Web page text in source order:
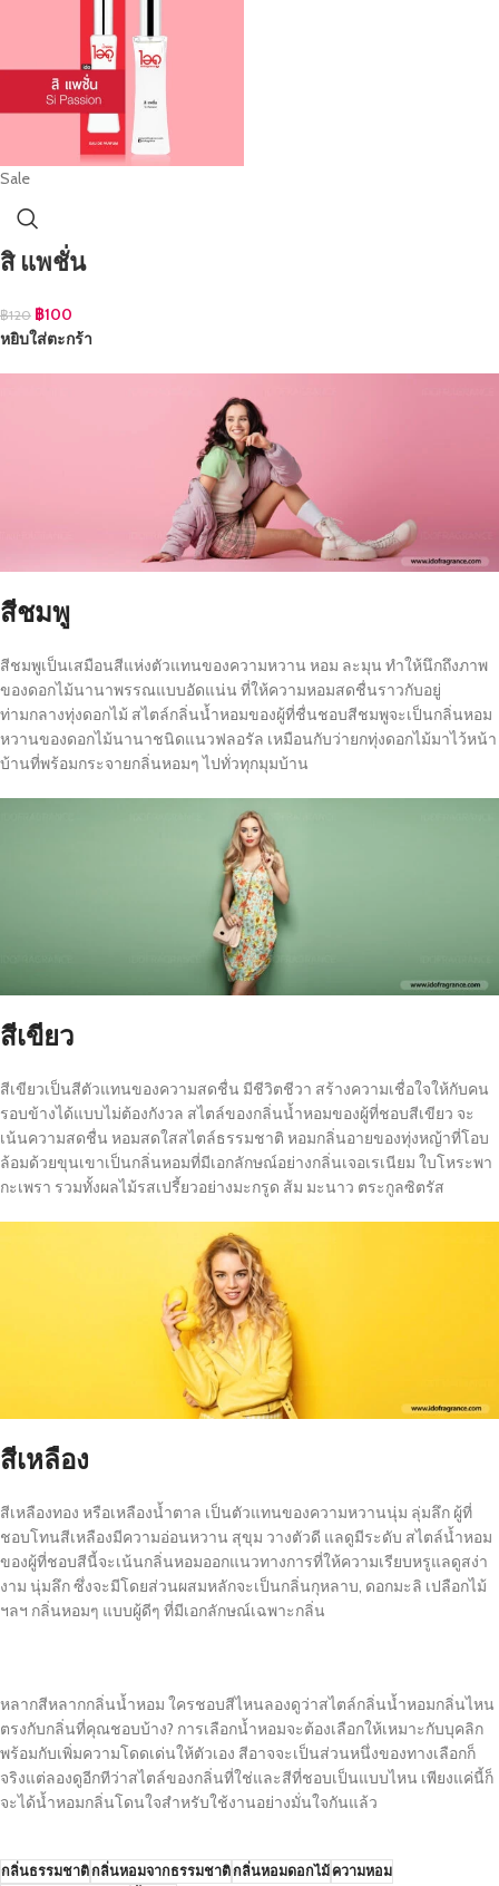
Sale
สิ แพชั่น
฿120 ฿100
หยิบใส่ตะกร้า
สีชมพู
สีชมพูเป็นเสมือนสีแห่งตัวแทนของความหวาน หอม ละมุน ทำให้นึกถึงภาพ
ของดอกไม้นานาพรรณแบบอัดแน่น ที่ให้ความหอมสดชื่นราวกับอยู่
ท่ามกลางทุ่งดอกไม้ สไตล์กลิ่นน้ำหอมของผู้ที่ชื่นชอบสีชมพูจะเป็นกลิ่นหอม
หวานของดอกไม้นานาชนิดแนวฟลอรัล เหมือนกับว่ายกทุ่งดอกไม้มาไว้หน้า
บ้านที่พร้อมกระจายกลิ่นหอมๆ ไปทั่วทุกมุมบ้าน
สีเขียว
สีเขียวเป็นสีตัวแทนของความสดชื่น มีชีวิตชีวา สร้างความเชื่อใจให้กับคน
รอบข้างได้แบบไม่ต้องกังวล สไตล์ของกลิ่นน้ำหอมของผู้ที่ชอบสีเขียว จะ
เน้นความสดชื่น หอมสดใสสไตล์ธรรมชาติ หอมกลิ่นอายของทุ่งหญ้าที่โอบ
ล้อมด้วยขุนเขาเป็นกลิ่นหอมที่มีเอกลักษณ์อย่างกลิ่นเจอเรเนียม ใบโหระพา
กะเพรา รวมทั้งผลไม้รสเปรี้ยวอย่างมะกรูด ส้ม มะนาว ตระกูลซิตรัส
สีเหลือง
สีเหลืองทอง หรือเหลืองน้ำตาล เป็นตัวแทนของความหวานนุ่ม ลุ่มลึก ผู้ที่
ชอบโทนสีเหลืองมีความอ่อนหวาน สุขุม วางตัวดี แลดูมีระดับ สไตล์น้ำหอม
ของผู้ที่ชอบสีนี้จะเน้นกลิ่นหอมออกแนวทางการที่ให้ความเรียบหรูแลดูสง่า
งาม นุ่มลึก ซึ่งจะมีโดยส่วนผสมหลักจะเป็นกลิ่นกุหลาบ, ดอกมะลิ เปลือกไม้
ฯลฯ กลิ่นหอมๆ แบบผู้ดีๆ ที่มีเอกลักษณ์เฉพาะกลิ่น
หลากสีหลากกลิ่นน้ำหอม ใครชอบสีไหนลองดูว่าสไตล์กลิ่นน้ำหอมกลิ่นไหน
ตรงกับกลิ่นที่คุณชอบบ้าง? การเลือกน้ำหอมจะต้องเลือกให้เหมาะกับบุคลิก
พร้อมกับเพิ่มความโดดเด่นให้ตัวเอง สีอาจจะเป็นส่วนหนึ่งของทางเลือกก็
จริงแต่ลองดูอีกทีว่าสไตล์ของกลิ่นที่ใช่และสีที่ชอบเป็นแบบไหน เพียงแค่นี้ก็
จะได้น้ำหอมกลิ่นโดนใจสำหรับใช้งานอย่างมั่นใจกันแล้ว
กลิ่นธรรมชาติกลิ่นหอมจากธรรมชาติกลิ่นหอมดอกไม้ความหอม